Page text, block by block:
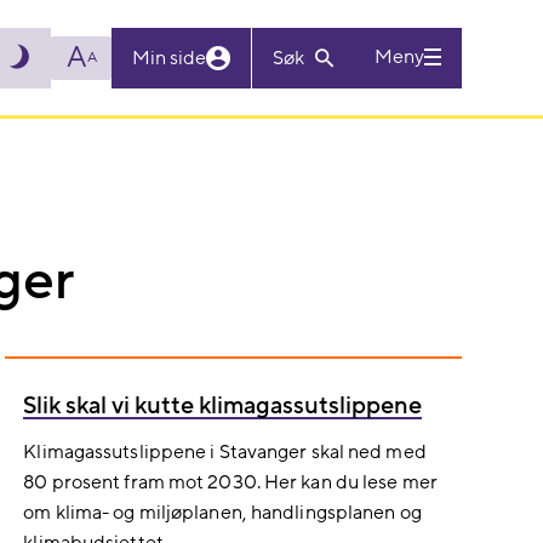
AA Min side Søk Meny
Slik skal vi kutte klimagassutslippene
Klimagassutslippene i Stavanger skal ned med
80 prosent fram mot 2030. Her kan du lese mer
om klima- og miljøplanen, handlingsplanen og